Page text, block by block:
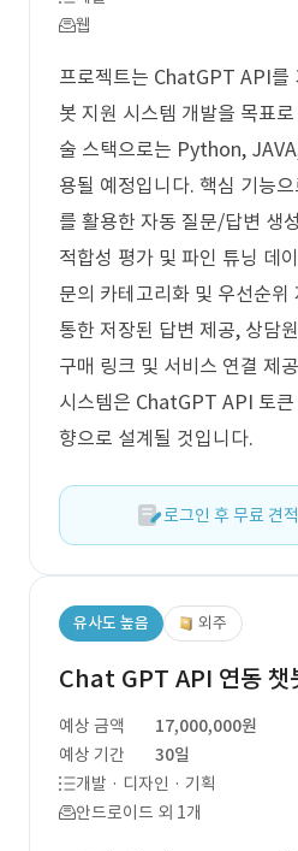
웹
프로젝트는 ChatGPT API를
봇 지원 시스템 개발을 목표
술 스택으로는 Python,
용될 예정입니다. 핵심 기능
를 활용한 자동 질문/답변 생
적합성 평가 및 파인 튜닝 데
문의 카테고리화 및 우선순위
통한 저장된 답변 제공, 상담
구매 링크 및 서비스 연결 제
시스템은 ChatGPT API 토
향으로 설계될 것입니다.
로그인 후 무료 견
유사도 높음 외주
Chat GPT API 연동 챗
예상 금액
17,000,000원
예상 기간
30일
개발 · 디자인 · 기획
안드로이드 외 1개